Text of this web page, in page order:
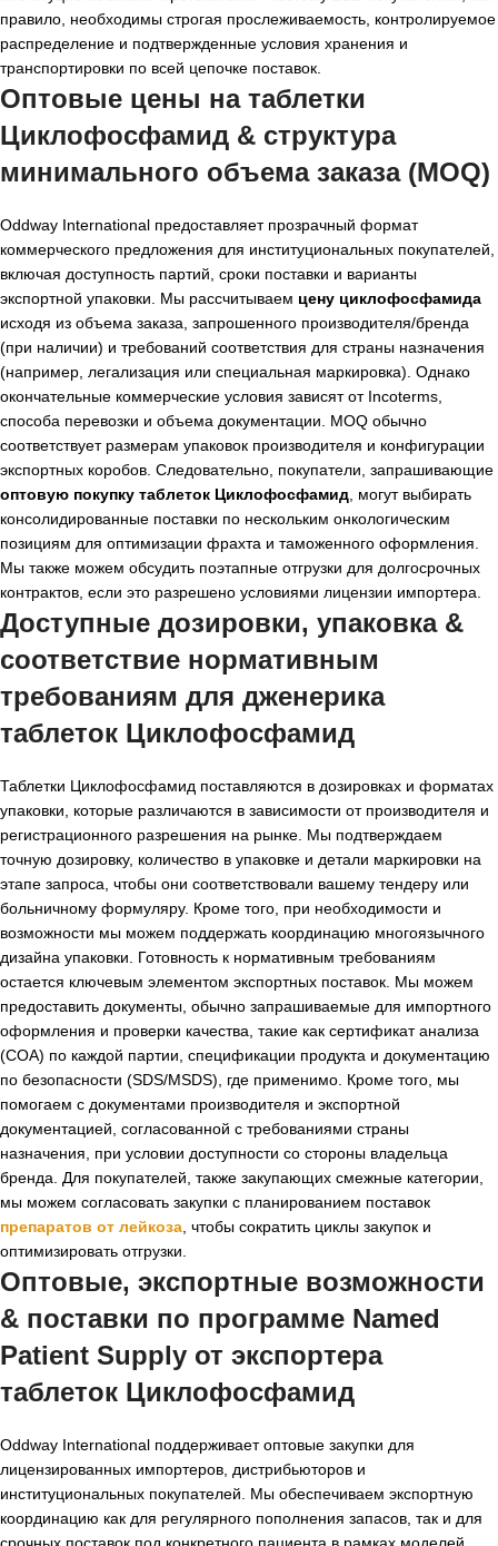
правило, необходимы строгая прослеживаемость, контролируемое
распределение и подтвержденные условия хранения и
транспортировки по всей цепочке поставок.
Оптовые цены на таблетки
Циклофосфамид & структура
минимального объема заказа (MOQ)
Oddway International предоставляет прозрачный формат
коммерческого предложения для институциональных покупателей,
включая доступность партий, сроки поставки и варианты
экспортной упаковки. Мы рассчитываем цену циклофосфамида
исходя из объема заказа, запрошенного производителя/бренда
(при наличии) и требований соответствия для страны назначения
(например, легализация или специальная маркировка). Однако
окончательные коммерческие условия зависят от Incoterms,
способа перевозки и объема документации. MOQ обычно
соответствует размерам упаковок производителя и конфигурации
экспортных коробов. Следовательно, покупатели, запрашивающие
оптовую покупку таблеток Циклофосфамид , могут выбирать
консолидированные поставки по нескольким онкологическим
позициям для оптимизации фрахта и таможенного оформления.
Мы также можем обсудить поэтапные отгрузки для долгосрочных
контрактов, если это разрешено условиями лицензии импортера.
Доступные дозировки, упаковка &
соответствие нормативным
требованиям для дженерика
таблеток Циклофосфамид
Таблетки Циклофосфамид поставляются в дозировках и форматах
упаковки, которые различаются в зависимости от производителя и
регистрационного разрешения на рынке. Мы подтверждаем
точную дозировку, количество в упаковке и детали маркировки на
этапе запроса, чтобы они соответствовали вашему тендеру или
больничному формуляру. Кроме того, при необходимости и
возможности мы можем поддержать координацию многоязычного
дизайна упаковки. Готовность к нормативным требованиям
остается ключевым элементом экспортных поставок. Мы можем
предоставить документы, обычно запрашиваемые для импортного
оформления и проверки качества, такие как сертификат анализа
(COA) по каждой партии, спецификации продукта и документацию
по безопасности (SDS/MSDS), где применимо. Кроме того, мы
помогаем с документами производителя и экспортной
документацией, согласованной с требованиями страны
назначения, при условии доступности со стороны владельца
бренда. Для покупателей, также закупающих смежные категории,
мы можем согласовать закупки с планированием поставок
препаратов от лейкоза , чтобы сократить циклы закупок и
оптимизировать отгрузки.
Оптовые, экспортные возможности
& поставки по программе Named
Patient Supply от экспортера
таблеток Циклофосфамид
Oddway International поддерживает оптовые закупки для
лицензированных импортеров, дистрибьюторов и
институциональных покупателей. Мы обеспечиваем экспортную
координацию как для регулярного пополнения запасов, так и для
срочных поставок под конкретного пациента в рамках моделей